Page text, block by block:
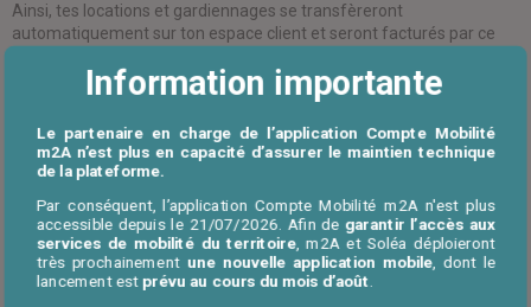
Ainsi, tes locations et gardiennages se transfèreront
automatiquement sur ton espace client et seront facturés par ce
Attention :Une fois que tu auras basculé sur le Compte Mobilité, tu
paiement, cela se fera par prélèvement automatique.
Retour à l'accueil FAQ
Le partenaire en charge de l’application Compte Mobilité
m2A n’est plus en capacité d’assurer le maintien technique
de la plateforme.
Par conséquent, l’application Compte Mobilité m2A n'est plus
accessible depuis le 21/07/2026. Afin de garantir l’accès aux
services de mobilité du territoire, m2A et Soléa déploieront
très prochainement une nouvelle application mobile , dont le
lancement estprévu au cours du mois d’août
Information importante